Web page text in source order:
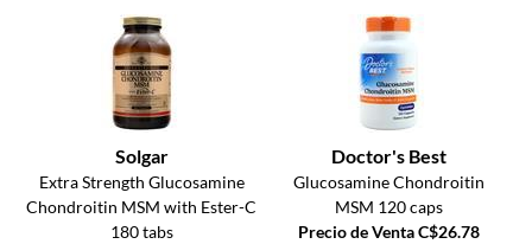
Solgar
Extra Strength Glucosamine
Chondroitin MSM with Ester-C
180 tabs
Doctor's Best
Glucosamine Chondroitin
MSM 120 caps
Precio de Venta C$26.78